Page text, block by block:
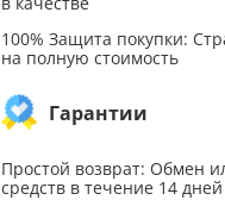
100% Защита покупки:
на полную стоимость
Гарантии
Простой возврат: Обмен
средств в течение 14 дней